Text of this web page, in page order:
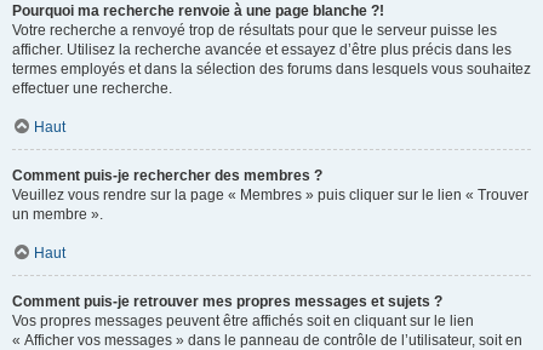
Pourquoi ma recherche renvoie à une page blanche ?!
Votre recherche a renvoyé trop de résultats pour que le serveur puisse les
afficher. Utilisez la recherche avancée et essayez d’être plus précis dans les
termes employés et dans la sélection des forums dans lesquels vous souhaitez
effectuer une recherche.
Haut
Comment puis-je rechercher des membres ?
Veuillez vous rendre sur la page « Membres » puis cliquer sur le lien « Trouver
un membre ».
Haut
Comment puis-je retrouver mes propres messages et sujets ?
Vos propres messages peuvent être affichés soit en cliquant sur le lien
« Afficher vos messages » dans le panneau de contrôle de l’utilisateur, soit en